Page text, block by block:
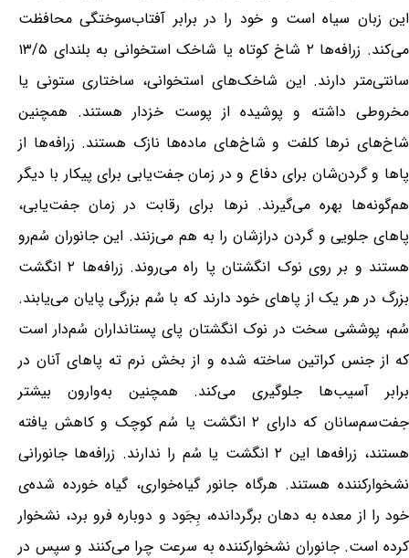
این زبان سیاه است و خود را در برابر آفتاب‌سوختگی محافظت
می‌کند. زرافه‌ها ۲ شاخ کوتاه یا شاخک استخوانی به بلندای ۱۳/۵
سانتی‌متر دارند. این شاخک‌های استخوانی، ساختاری ستونی یا
مخروطی داشته و پوشیده از پوست خزدار هستند. همچنین
شاخ‌های نرها کلفت و شاخ‌های ماده‌ها نازک هستند. زرافه‌ها از
پاها و گردن‌شان برای دفاع و در زمان جفت‌یابی برای پیکار با دیگر
هم‌گونه‌ها بهره می‌گیرند. نرها برای رقابت در زمان جفت‌یابی،
پاهای جلویی و گردن درازشان را به هم می‌زنند. این جانوران سُم‌رو
هستند و بر روی نوک انگشتان پا راه می‌روند. زرافه‌ها ۲ انگشت
بزرگ در هر یک از پاهای خود دارند که با سُم بزرگی پایان می‌یابند.
سُم، پوششی سخت در نوک انگشتان پای پستانداران سُم‌دار است
که از جنس کراتین ساخته شده و از بخش نرم ته پاهای آنان در
برابر آسیب‌ها جلوگیری می‌کند. همچنین به‌وارون بیشتر
جفت‌سم‌سانان که دارای ۲ انگشت یا سُم کوچک و کاهش یافته
هستند، زرافه‌ها این ۲ انگشت یا سُم را ندارند. زرافه‌ها جانورانی
نشخوارکننده هستند. هرگاه جانور گیاه‌خواری، گیاه خورده شده‌ی
خود را از معده به دهان برگردانده، بِجَود و دوباره فرو برد، نشخوار
کرده است. جانوران نشخوارکننده به سرعت چرا می‌کنند و سپس در